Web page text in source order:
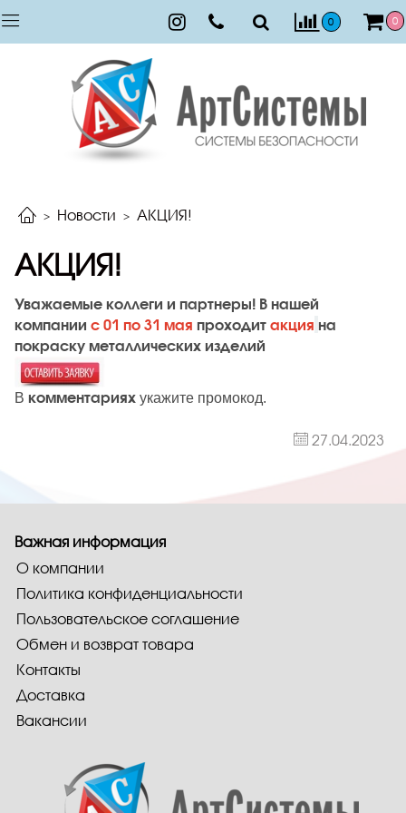
0 0
Новости АКЦИЯ!
АКЦИЯ!
Уважаемые коллеги и партнеры! В нашей
компании с 01 по 31 мая проходит акция на
покраску металлических изделий
В комментариях укажите промокод.
27.04.2023
Важная информация
О компании
Политика конфиденциальности
Пользовательское соглашение
Обмен и возврат товара
Контакты
Доставка
Вакансии